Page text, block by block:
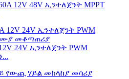
12V 48V ኢንተለጀንት MPPT
12V 24V ኢንተለጀንት PWM